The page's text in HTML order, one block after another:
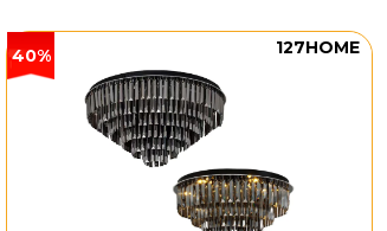
40% 127HOME